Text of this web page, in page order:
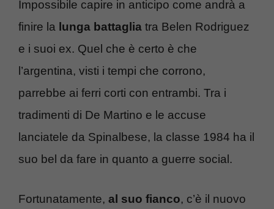
Impossibile capire in anticipo come andrà a
finire la lunga battaglia tra Belen Rodriguez
e i suoi ex. Quel che è certo è che
l’argentina, visti i tempi che corrono,
parrebbe ai ferri corti con entrambi. Tra i
tradimenti di De Martino e le accuse
lanciatele da Spinalbese, la classe 1984 ha il
suo bel da fare in quanto a guerre social.
Fortunatamente, al suo fianco, c’è il nuovo